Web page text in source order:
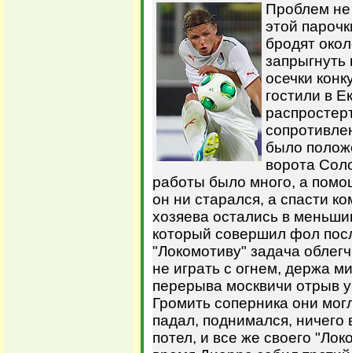
Проблем
этой
бродят
осечки
гостили в
было
ворота
работы было много, а
он ни старался, а спасти
хозяева остались в
который совершил фол
"Локомотиву" задача
не играть с огнем, держа
перерыва москвичи отрыв
Громить соперника они
падал, поднимался,
потел, и все же своего